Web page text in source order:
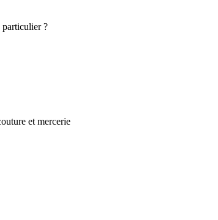
particulier ?
et mercerie